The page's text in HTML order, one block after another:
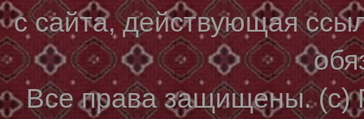
с сайта, действующая
Все права защищены. (с)